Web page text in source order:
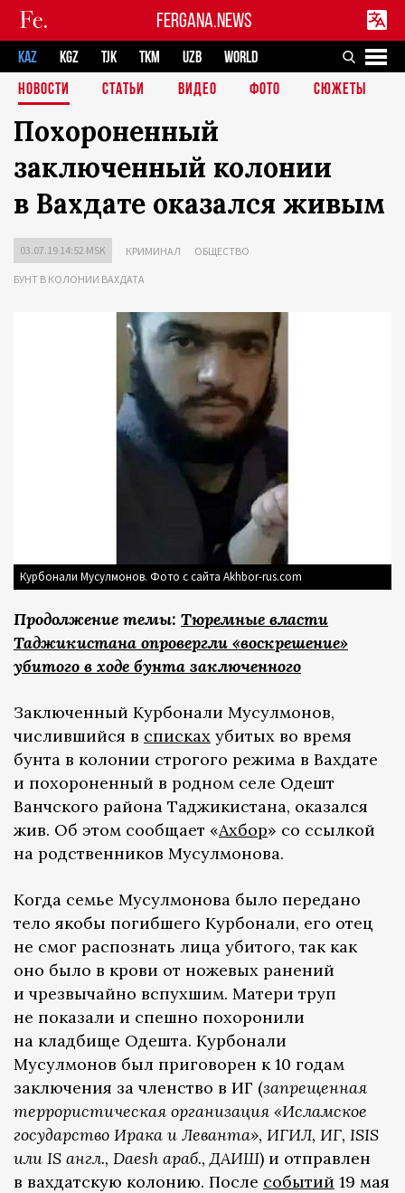
FERGANA.NEWS
KAZ KGZ TJK TKM UZB
WORLD
НОВОСТИ
СТАТЬИ ВИДЕО ФОТО СЮЖЕТЫ
Похороненный
заключенный колонии
в Вахдате оказался живым
03.07.19 14:52 MSK КРИМИНАЛ ОБЩЕСТВО
БУНТ В КОЛОНИИ ВАХДАТА
Курбонали Мусулмонов. Фото с сайта Akhbor-rus.com
Продолжение темы: Тюремные власти
Таджикистана опровергли «воскрешение»
убитого в ходе бунта заключенного
Заключенный Курбонали Мусулмонов,
числившийся в списках убитых во время
бунта в колонии строгого режима в Вахдате
и похороненный в родном селе Одешт
Ванчского района Таджикистана, оказался
жив. Об этом сообщает «Ахбор» со ссылкой
на родственников Мусулмонова.
Когда семье Мусулмонова было передано
тело якобы погибшего Курбонали, его отец
не смог распознать лица убитого, так как
оно было в крови от ножевых ранений
и чрезвычайно вспухшим. Матери труп
не показали и спешно похоронили
на кладбище Одешта. Курбонали
Мусулмонов был приговорен к 10 годам
заключения за членство в ИГ (запрещенная
террористическая организация «Исламское
государство Ирака и Леванта», ИГИЛ, ИГ, ISIS
или IS англ., Daesh араб., ДАИШ) и отправлен
в вахдатскую колонию. После событий 19 мая